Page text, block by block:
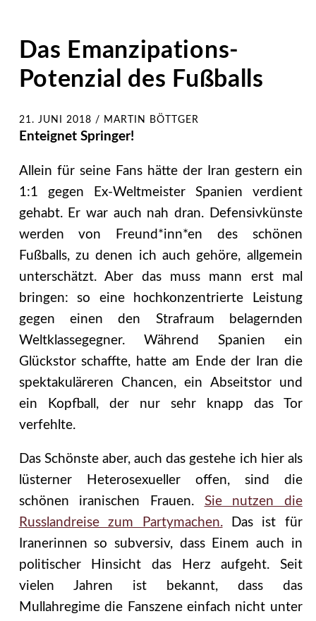
Das Emanzipations-
Potenzial des Fußballs
21. JUNI 2018 / MARTIN BÖTTGER
Enteignet Springer!
Allein für seine Fans hätte der Iran gestern ein
1:1 gegen Ex-Weltmeister Spanien verdient
gehabt. Er war auch nah dran. Defensivkünste
werden von Freund*inn*en des schönen
Fußballs, zu denen ich auch gehöre, allgemein
unterschätzt. Aber das muss mann erst mal
bringen: so eine hochkonzentrierte Leistung
gegen einen den Strafraum belagernden
Weltklassegegner. Während Spanien ein
Glückstor schaffte, hatte am Ende der Iran die
spektakuläreren Chancen, ein Abseitstor und
ein Kopfball, der nur sehr knapp das Tor
verfehlte.
Das Schönste aber, auch das gestehe ich hier als
lüsterner Heterosexueller offen, sind die
schönen iranischen Frauen. Sie nutzen die
Russlandreise zum Partymachen.Das ist für
Iranerinnen so subversiv, dass Einem auch in
politischer Hinsicht das Herz aufgeht. Seit
vielen Jahren ist bekannt, dass das
Mullahregime die Fanszene einfach nicht unter